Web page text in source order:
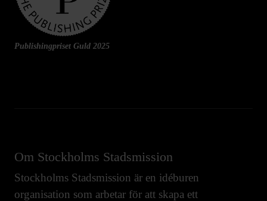
Publishingpriset Guld 2025
Om Stockholms Stadsmission
Stockholms Stadsmission är en idéburen
organisation som arbetar för att skapa ett